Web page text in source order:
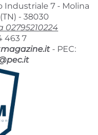
Industriale 7 - Molina
- 38030
02795210224
463 7
- PEC: